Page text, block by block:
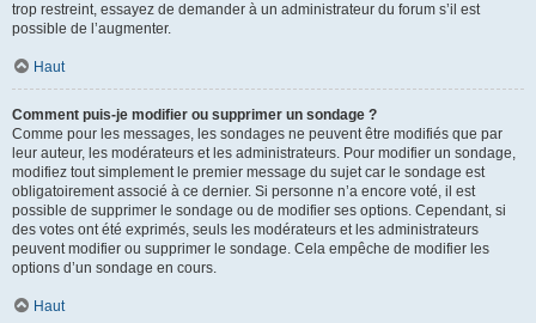
trop restreint, essayez de demander à un administrateur du forum s’il est
possible de l’augmenter.
Haut
Comment puis-je modifier ou supprimer un sondage ?
Comme pour les messages, les sondages ne peuvent être modifiés que par
leur auteur, les modérateurs et les administrateurs. Pour modifier un sondage,
modifiez tout simplement le premier message du sujet car le sondage est
obligatoirement associé à ce dernier. Si personne n’a encore voté, il est
possible de supprimer le sondage ou de modifier ses options. Cependant, si
des votes ont été exprimés, seuls les modérateurs et les administrateurs
peuvent modifier ou supprimer le sondage. Cela empêche de modifier les
options d’un sondage en cours.
Haut